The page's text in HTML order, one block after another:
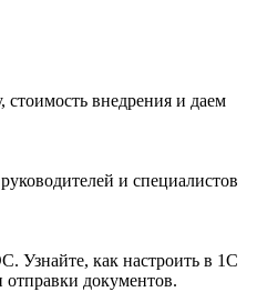
внедрения и даем
и специалистов
Узнайте, как настроить в 1С
документов.